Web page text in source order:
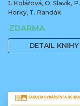
J. Kolářová, O. Slavík, P.
Horký, T. Randák
ZDARMA
DETAIL KNIHY